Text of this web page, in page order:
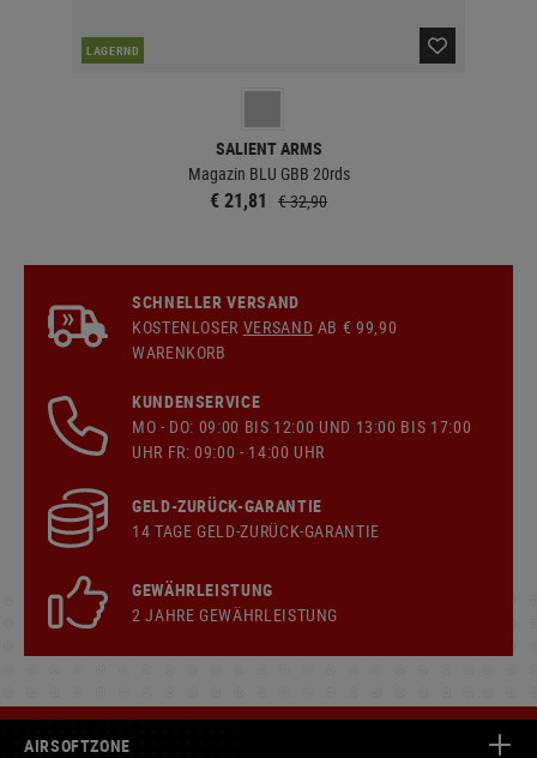
LAGERND
SALIENT ARMS
Magazin BLU GBB 20rds
€ 21,81 € 32,90
SCHNELLER VERSAND
KOSTENLOSER VERSAND AB € 99,90
WARENKORB
KUNDENSERVICE
MO - DO: 09:00 BIS 12:00 UND 13:00 BIS 17:00
UHR FR: 09:00 - 14:00 UHR
GELD-ZURÜCK-GARANTIE
14 TAGE GELD-ZURÜCK-GARANTIE
GEWÄHRLEISTUNG
2 JAHRE GEWÄHRLEISTUNG
AIRSOFTZONE